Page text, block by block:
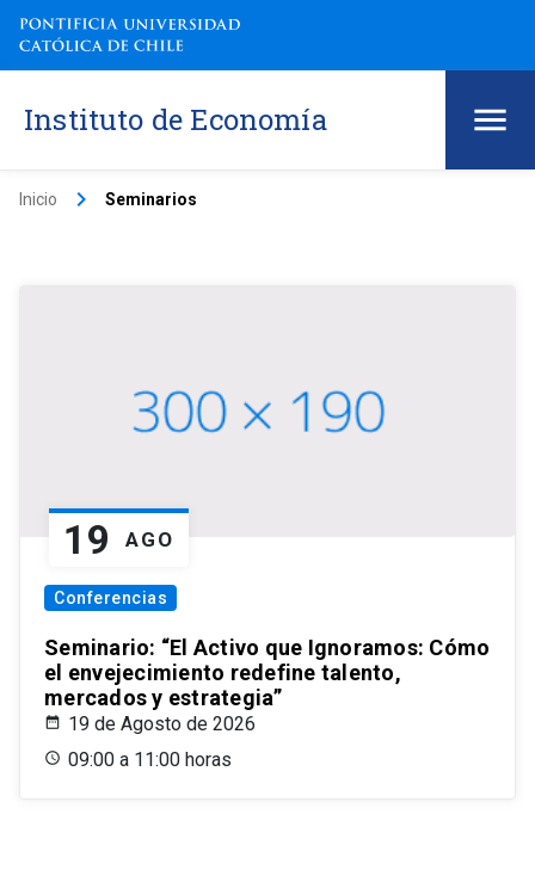
Instituto de Economía
Inicio keyboard_arrow_right Seminarios
19 AGO
Conferencias
Seminario: “El Activo que Ignoramos: Cómo
el envejecimiento redefine talento,
mercados y estrategia”
19 de Agosto de 2026
09:00 a 11:00 horas